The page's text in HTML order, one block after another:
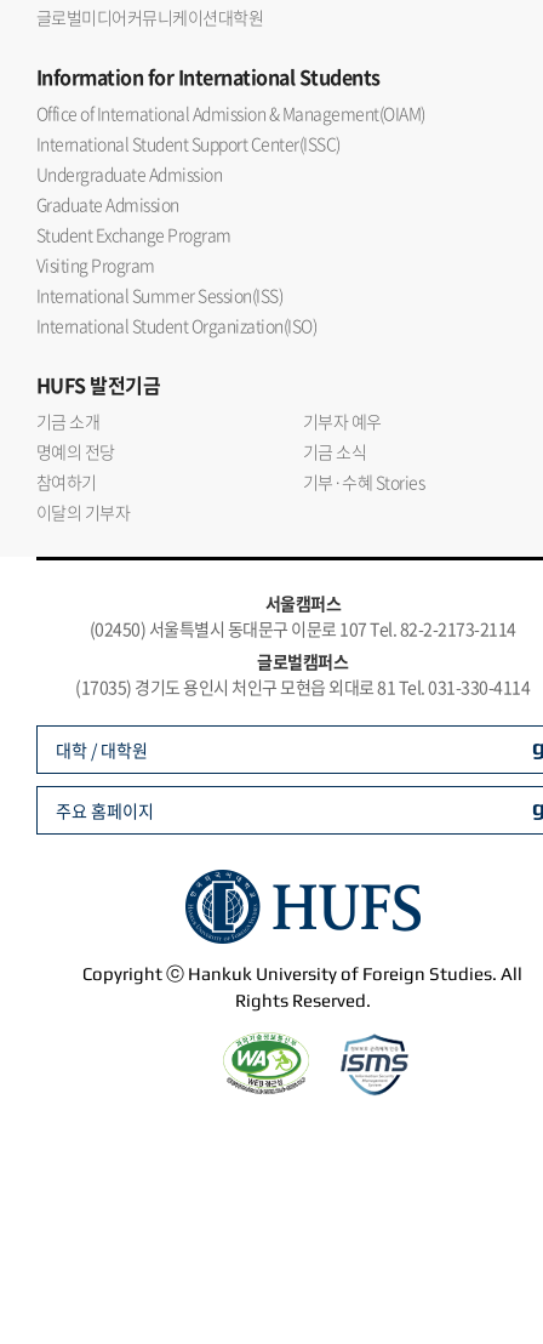
글로벌미디어커뮤니케이션대학원
Informationfor International Students
Office of International Admission & Management(OIAM)
International Student Support Center(ISSC)
Undergraduate Admission
Graduate Admission
Student Exchange Program
Visiting Program
International Summer Session(ISS)
International Student Organization(ISO)
HUFS발전기금
기금 소개
기부자 예우
명예의 전당
기금 소식
참여하기
기부·수혜 Stories
이달의 기부자
서울캠퍼스
(02450) 서울특별시 동대문구 이문로 107 Tel. 82-2-2173-2114
글로벌캠퍼스
(17035) 경기도 용인시 처인구 모현읍 외대로 81 Tel. 031-330-4114
Copyright ⓒ Hankuk University of Foreign Studies. All
Rights Reserved.
대학 / 대학원
주요 홈페이지